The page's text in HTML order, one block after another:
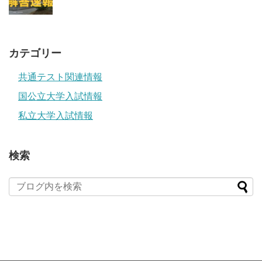
カテゴリー
共通テスト関連情報
国公立大学入試情報
私立大学入試情報
検索